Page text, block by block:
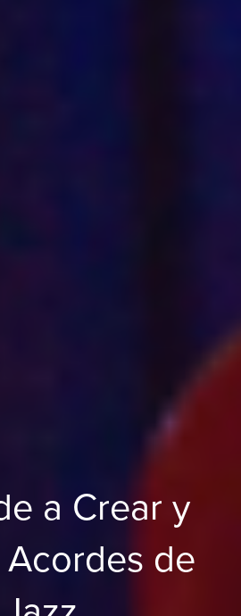
a Crear y
Acordes de